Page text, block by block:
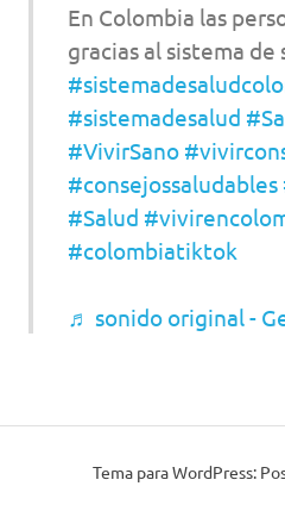
En Colombia las
gracias al sistema de
#sistemadesalud
#VivirSano
#consejossaludables
#Salud
#colombiatiktok
♬ sonido original -
Tema para WordPress: